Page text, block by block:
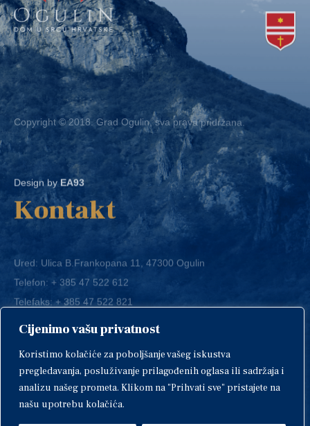
Cijenimo vašu privatnost
Koristimo kolačiće za poboljšanje vašeg iskustva
pregledavanja, posluživanje prilagođenih oglasa ili sadržaja i
analizu našeg prometa. Klikom na "Prihvati sve" pristajete na
našu upotrebu kolačića.
Copyright © 2018. Grad Ogulin, sva prava pridržana.
Design byEA93
Kontakt
Ured: Ulica B.Frankopana 11, 47300 Ogulin
Telefon:+ 385 47 522 612
Telefaks:+ 385 47 522 821
E-mail:grad-ogulin@ogulin.hr